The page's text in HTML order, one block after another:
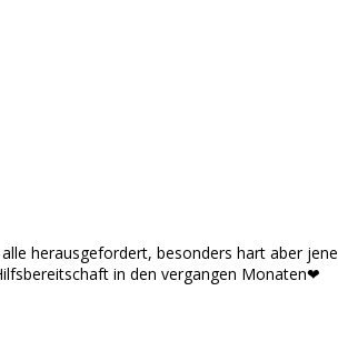
herausgefordert, besonders hart aber jene
in den vergangen Monaten❤